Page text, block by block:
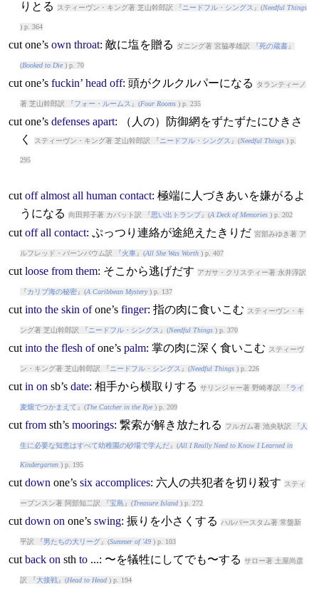
りとる
スティーヴン・キング著 芝山幹郎訳 『 ニードフル・シングス 』(Needful Things
) p. 364
cutone’s own throat: 敵に塩を贈る ダニング著 宮脇孝雄訳 『死の蔵書』
(Booked to Die) p. 70
cutone’s fuckin’ head off: 頭がクルクルパーになる タランティーノ
著 芝山幹郎訳 『 フォー・ルームス 』(Four Rooms) p. 235
cutone’s defenses apart: （人の）防御網をずたずたにひきさ
く
スティーヴン・キング著 芝山幹郎訳 『 ニードフル・シングス 』(Needful Things) p.
295
cut off almost all human contact: 極端に人づきあいを嫌がるよ
うになる 向田邦子著 カバット訳 『思い出トランプ』(A Deck of Memories) p. 202
cut off all contact: ぷっつり連絡が途絶えたきりだ 宮部みゆき著 ア
ルフレッド・バーンバウム訳 『 火車』(All She Was Worth) p. 407
cut loose from them: そこから逃げだす アガサ・クリスティー著 永井淳訳
『 カリブ海の秘密』(A Caribbean Mystery) p. 137
cut into the skin ofone’s finger: 指の肉に食いこむ スティーヴン・キ
ング著 芝山幹郎訳 『 ニードフル・シングス 』(Needful Things) p. 370
cut into the flesh ofone’s palm: 掌の肉に深く食いこむ スティーヴ
ン・キング著 芝山幹郎訳 『 ニードフル・シングス 』(Needful Things) p. 226
cut in onsb’s date: 相手から横取りする サリンジャー著 野崎孝訳 『 ライ
麦畑でつかまえて 』(The Catcher in the Rye) p. 209
cut fromsth’s moorings: 繋索が解き放たれる フルガム著 池央耿訳 『 人
生に必要な知恵はすべて幼稚園の砂場で学んだ』(All I Really Need to Know I Learned in
Kindergarten) p. 195
cut downone’s six accomplices: 六人の共犯者を切り殺す スティ
ーブンスン著 阿部知二訳 『宝島 』(Treasure Island) p. 272
cut down onone’s swing: 振りを小さくする ハルバースタム著 常盤新
平訳 『 男たちの大リーグ』(Summer of '49) p. 103
cut back onsth to...: 〜を犠牲にしてでも〜する サロー著 土屋尚彦
訳 『 大接戦』(Head to Head) p. 194